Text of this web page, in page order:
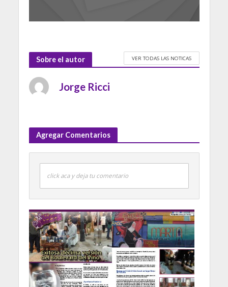
Sobre el autor VER TODAS LAS NOTICAS
Jorge Ricci
Agregar Comentarios
click aca y deja tu comentario